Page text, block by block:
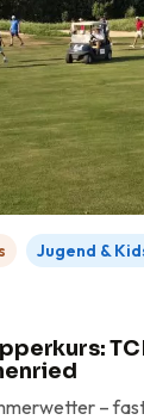
Jugend &
–